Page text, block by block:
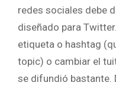
redes sociales debe
diseñado para
etiqueta o hashtag
topic) o cambiar el
se difundió bastante.